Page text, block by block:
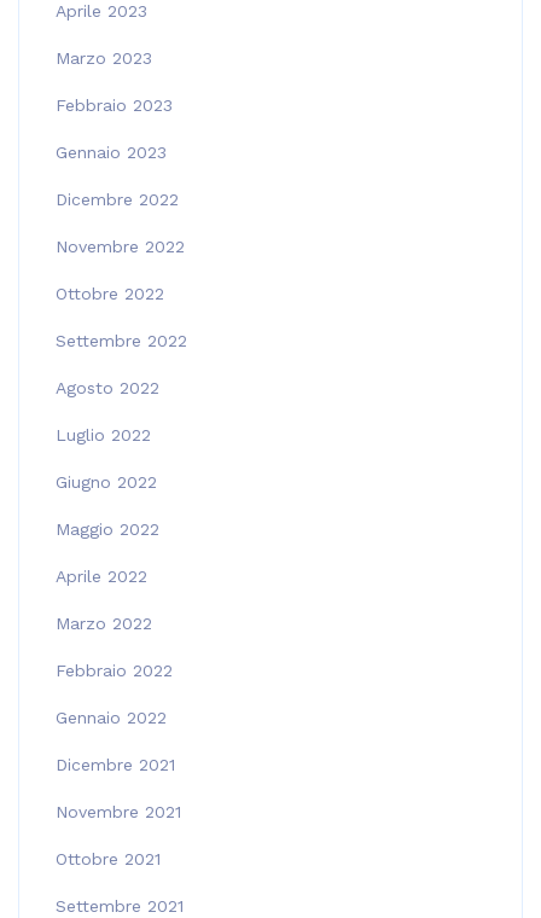
Aprile 2023
Marzo 2023
Febbraio 2023
Gennaio 2023
Dicembre 2022
Novembre 2022
Ottobre 2022
Settembre 2022
Agosto 2022
Luglio 2022
Giugno 2022
Maggio 2022
Aprile 2022
Marzo 2022
Febbraio 2022
Gennaio 2022
Dicembre 2021
Novembre 2021
Ottobre 2021
Settembre 2021